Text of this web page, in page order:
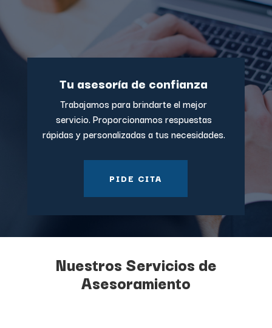
Tu asesoría de confianza
Trabajamos para brindarte el mejor
servicio. Proporcionamos respuestas
rápidas y personalizadas a tus necesidades.
PIDE CITA
Nuestros Servicios de
Asesoramiento